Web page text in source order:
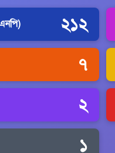
২১২
৭
২
১